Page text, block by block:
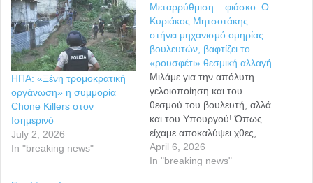
ΗΠΑ: «Ξένη τρομοκρατική
οργάνωση» η συμμορία
Chone Killers στον
Ισημερινό
July 2, 2026
In "breaking news"
Μεταρρύθμιση – φιάσκο: Ο
Κυριάκος Μητσοτάκης
στήνει μηχανισμό ομηρίας
βουλευτών, βαφτίζει το
«ρουσφέτι» θεσμική αλλαγή
Μιλάμε για την απόλυτη
γελοιοποίηση και του
θεσμού του βουλευτή, αλλά
και του Υπουργού! Όπως
είχαμε αποκαλύψει χθες,
ο πρωθυπουργός Κυριάκος
Μητσοτάκης, αναζητούσε
April 6, 2026
In "breaking news"